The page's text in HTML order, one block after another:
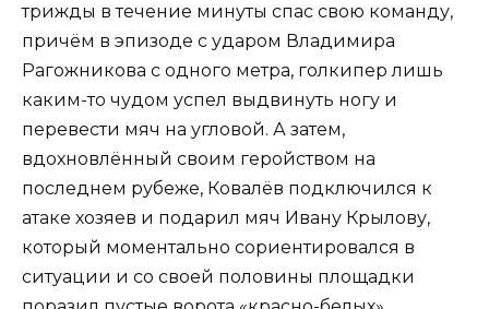
трижды в течение минуты спас свою команду,
причём в эпизоде с ударом Владимира
Рагожникова с одного метра, голкипер лишь
каким-то чудом успел выдвинуть ногу и
перевести мяч на угловой. А затем,
вдохновлённый своим геройством на
последнем рубеже, Ковалёв подключился к
атаке хозяев и подарил мяч Ивану Крылову,
который моментально сориентировался в
ситуации и со своей половины площадки